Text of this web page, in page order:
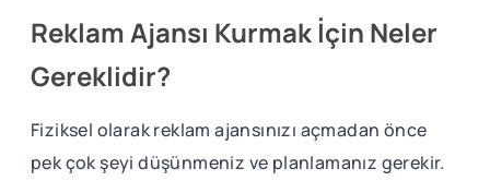
Reklam Ajansı Kurmak İçin Neler
Gereklidir?
Fiziksel olarak reklam ajansınızı açmadan önce
pek çok şeyi düşünmeniz ve planlamanız gerekir.